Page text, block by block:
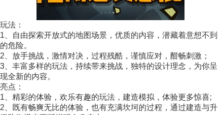
玩法：
1、自由探索开放式的地图场景，优质的内容，潜藏着意想不到
的危险。
2、放手挑战，激情对决，过程残酷，谨慎应对，酣畅刺激；
3、丰富多样的玩法，持续带来挑战，独特的设计理念，为你呈
现全新的内容。
亮点：
1、精彩的体验，欢乐有趣的玩法，建造模拟，体验更多惊喜;
2、既有畅爽无比的体验，也有充满坎坷的过程，通过建造与升